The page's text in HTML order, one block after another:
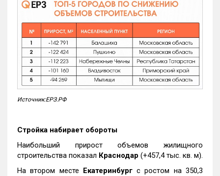
Источник:ЕРЗ.РФ
Стройка набирает обороты
Наибольший прирост объемов жилищного
строительства показал Краснодар (+457,4 тыс. кв. м).
На втором месте
Екатеринбургс ростом на 350,3